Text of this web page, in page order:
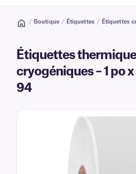
/ Boutique / Étiquettes / Étiquettes
Étiquettes
cryogéniques – 1 po
94